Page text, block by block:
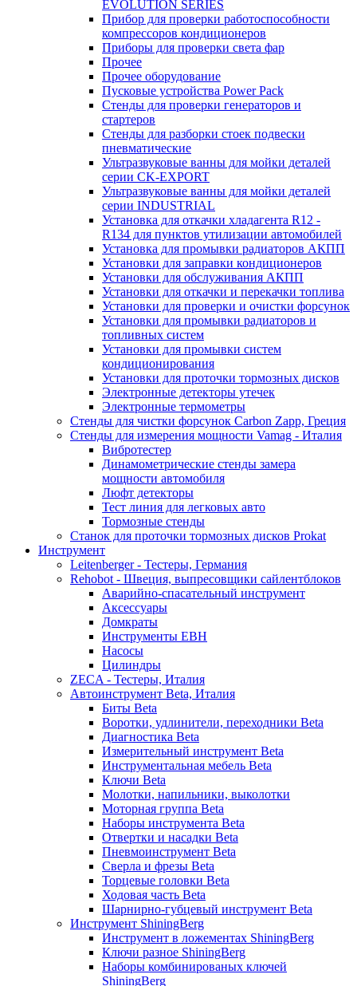
EVOLUTION SERIES
Прибор для проверки работоспособности
компрессоров кондиционеров
Приборы для проверки света фар
Прочее
Прочее оборудование
Пусковые устройства Power Pack
Стенды для проверки генераторов и
стартеров
Стенды для разборки стоек подвески
пневматические
Ультразвуковые ванны для мойки деталей
серии CK-EXPORT
Ультразвуковые ванны для мойки деталей
серии INDUSTRIAL
Установка для откачки хладагента R12 -
R134 для пунктов утилизации автомобилей
Установка для промывки радиаторов АКПП
Установки для заправки кондиционеров
Установки для обслуживания АКПП
Установки для откачки и перекачки топлива
Установки для проверки и очистки форсунок
Установки для промывки радиаторов и
топливных систем
Установки для промывки систем
кондиционирования
Установки для проточки тормозных дисков
Электронные детекторы утечек
Электронные термометры
Стенды для чистки форсунок Carbon Zapp, Греция
Стенды для измерения мощности Vamag - Италия
Вибротестер
Динамометрические стенды замера
мощности автомобиля
Люфт детекторы
Тест линия для легковых авто
Тормозные стенды
Станок для проточки тормозных дисков Prokat
Инструмент
Leitenberger - Тестеры, Германия
Rehobot - Швеция, выпресовщики сайлентблоков
Аварийно-спасательный инструмент
Аксессуары
Домкраты
Инструменты EBH
Насосы
Цилиндры
ZECA - Тестеры, Италия
Автоинструмент Beta, Италия
Биты Beta
Воротки, удлинители, переходники Beta
Диагностика Beta
Измерительный инструмент Beta
Инструментальная мебель Beta
Ключи Beta
Молотки, напильники, выколотки
Моторная группа Beta
Наборы инструмента Beta
Отвертки и насадки Beta
Пневмоинструмент Beta
Сверла и фрезы Beta
Торцевые головки Beta
Ходовая часть Beta
Шарнирно-губцевый инструмент Beta
Инструмент ShiningBerg
Инструмент в ложементах ShiningBerg
Ключи разное ShiningBerg
Наборы комбинированых ключей
ShiningBerg